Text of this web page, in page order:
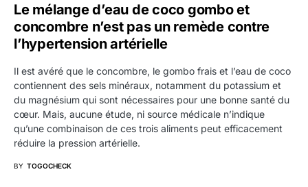
Le mélange d’eau de coco gombo et
concombre n’est pas un remède contre
l’hypertension artérielle
Il est avéré que le concombre, le gombo frais et l’eau de coco
contiennent des sels minéraux, notamment du potassium et
du magnésium qui sont nécessaires pour une bonne santé du
cœur. Mais, aucune étude, ni source médicale n’indique
qu’une combinaison de ces trois aliments peut efficacement
réduire la pression artérielle.
BY TOGOCHECK